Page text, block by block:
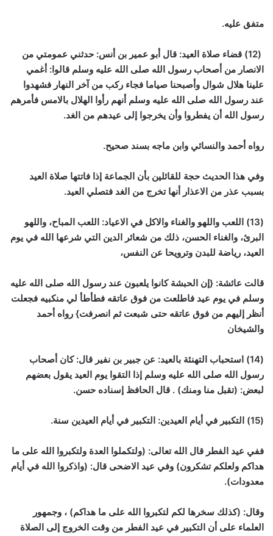
متفق عليه.
(12) قضاء صلاة العيد: قال أبو عمير بن أنس: حدثني عمومتي من
الانصار من أصحاب رسول الله صلى الله عليه وسلم قالوا: أغمي
علينا هلال شوال وأصبحنا صياما فجاء ركب من آخر النهار فشهدوا
عند رسول الله صلى الله عليه وسلم أنهم رأوا الهلال بالامس فأمرهم
رسول الله أن يفطروا وأن يخرجوا إلى عيدهم من الغد.
رواه أحمد والنسائي وابن ماجه بسند صحيح.
وفي هذا الحديث حجة للقائلين بأن الجماعة إذا فاتتها صلاة العيد
بسبب عذر من الاعذار أنها تخرج من الغد فتصلي العيد.
(13) اللعب واللهو والغناء والاكل في الاعياد: اللعب المباح، واللهو
البرئ، والغناء الحسن، ذلك من شعائر الدين التي شرعها الله في يوم
العيد، رياضة للبدن وترويحا عن النفس،
قالت عائشة: {إن الحبشة كانوا يلعبون عند رسول الله صلى الله عليه
وسلم في يوم عيد فاطلعت من فوق عاتقه فطأطأ لي منكبيه فجعلت
أنظر إليهم من فوق عاتقه حتى شبعت ثم انصرفت} رواه أحمد
والشيخان
(14) استحباب التهنئة بالعيد: عن جبير بن نفير قال: كان أصحاب
رسول الله صلى الله عليه وسلم إذا التقوا يوم العيد يقول بعضهم
لبعض: (تقبل منا ومنك) . قال الحافظ إسناده حسن.
(15) التكبير في أيام العيدين: التكبير في أيام العيدين سنة.
ففي عيد الفطر قال الله تعالى: (ولتكملوا العدة ولتكبروا الله على ما
هداكم ولعلكم تشكرون) وفي عيد الاضحى قال: (واذكروا الله في أيام
معدودات).
وقال: (كذلك سخرها لكم لتكبروا الله على ما هداكم) ، وجمهور
العلماء على أن التكبير في عيد الفطر من وقت الخروج إلى الصلاة